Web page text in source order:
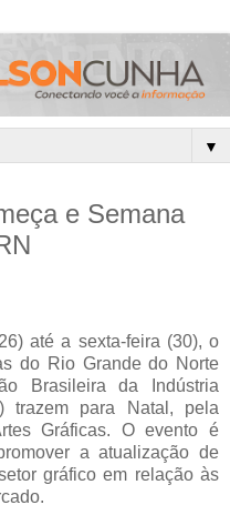
▼
e Semana
até a sexta-feira (30), o
do Rio Grande do Norte
Brasileira da Indústria
trazem para Natal, pela
Gráficas. O evento é
a atualização de
gráfico em relação às